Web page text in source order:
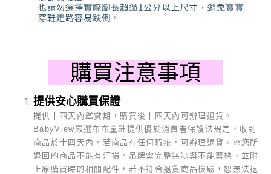
購買注意事項
提供安心購買保證
提供十四天內鑑賞期，購買後十四天內可辦理退貨。
BabyView嚴選布布童鞋提供優於消費者保護法規定，收到
商品於十四天內，若商品有任何瑕疵，可辦理退貨。 ※您所
退回的商品不能有汙損，吊牌需完整無缺與不能剪標，並附
上原購買時的相關配件，若不符合退貨商品檢驗，恕無法退